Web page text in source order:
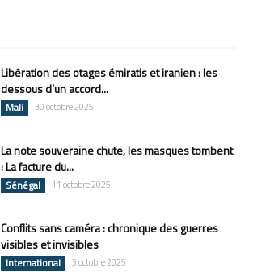
Libération des otages émiratis et iranien : les
dessous d’un accord...
Mali 30 octobre 2025
La note souveraine chute, les masques tombent
: La facture du...
Sénégal 11 octobre 2025
Conflits sans caméra : chronique des guerres
visibles et invisibles
International 3 octobre 2025